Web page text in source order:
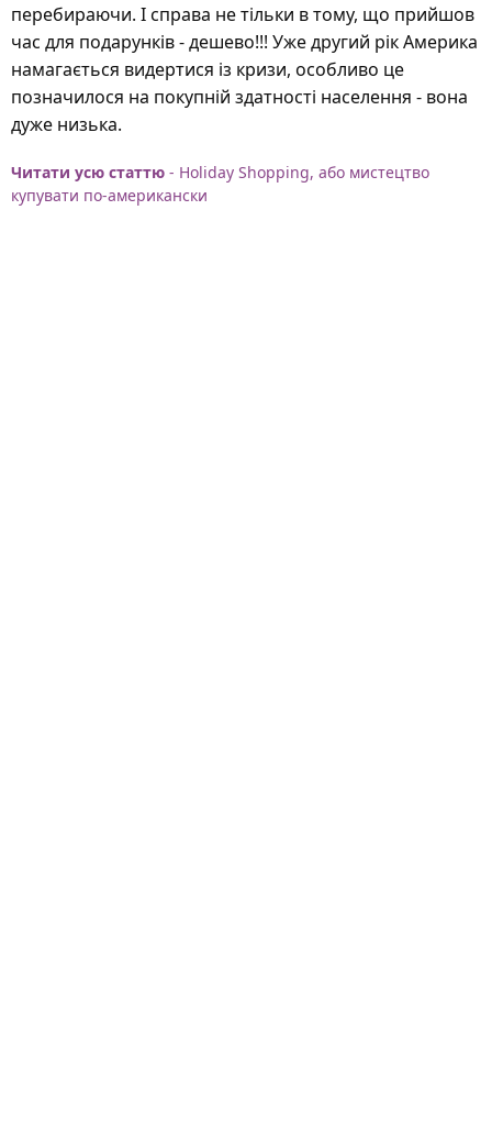
перебираючи. І справа не тільки в тому, що прийшов
час для подарунків - дешево!!! Уже другий рік Америка
намагається видертися із кризи, особливо це
позначилося на покупній здатності населення - вона
дуже низька.
Читати усю статтю - Holiday Shopping, або мистецтво
купувати по-американски